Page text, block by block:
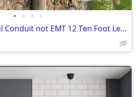
• • • •
Rigid 1 Inch Electrical Conduit not EMT 12 Ten Foot Lengths